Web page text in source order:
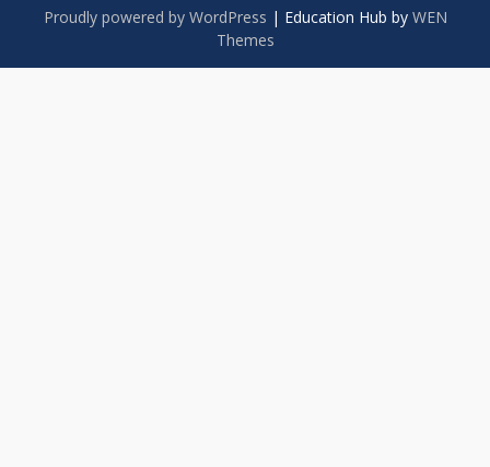
Proudly powered by WordPress | Education Hub by WEN
Themes